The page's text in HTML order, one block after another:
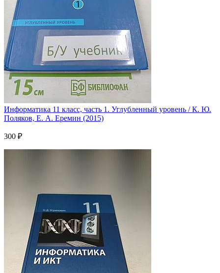
Информатика 11 класс, часть 1. Углубленный уровень / К. Ю.
Поляков, Е. А. Еремин (2015)
300 ₽